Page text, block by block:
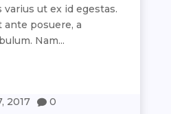
ut ex id egestas.
ante posuere, a
Nam...
2017  0